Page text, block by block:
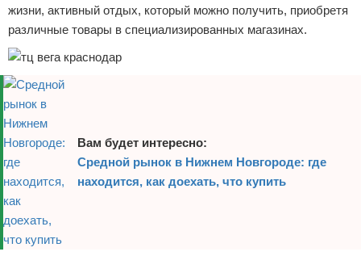
Деловое общение
Менеджмент
жизни, активный отдых, который можно получить, приобретя
различные товары в специализированных магазинах.
Вам будет интересно:
Средной рынок в Нижнем Новгороде: где
находится, как доехать, что купить